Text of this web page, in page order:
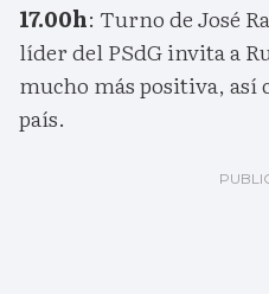
17.00h: Turno de José
líder del PSdG invita a
mucho más positiva, así
país.